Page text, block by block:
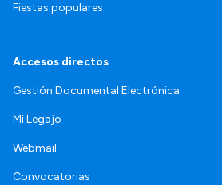
Fiestas populares
Accesos directos
Gestión Documental Electrónica
Mi Legajo
Webmail
Convocatorias